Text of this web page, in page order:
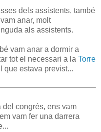
dels assistents, també
anar, molt
als assistents.
vam anar a dormir a
tot el necessari a la Torre
que estava previst...
del congrés, ens vam
vam fer una darrera